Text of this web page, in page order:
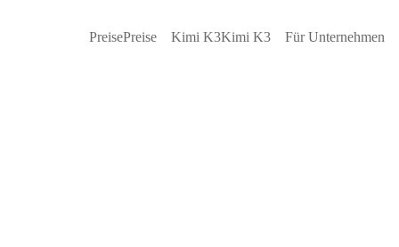
PreisePreise Kimi K3Kimi K3 Für Unternehmen